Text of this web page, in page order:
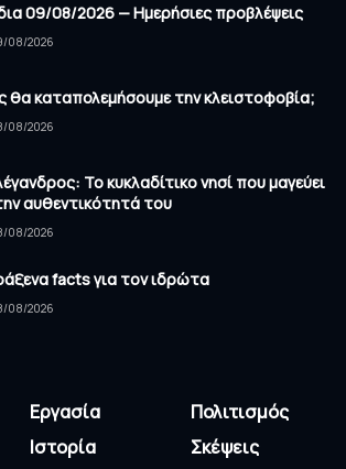
09/08/2026 — Ημερήσιες προβλέψεις
08/2026
θα καταπολεμήσουμε την κλειστοφοβία;
08/2026
Το κυκλαδίτικο νησί που μαγεύει
αυθεντικότητά του
08/2026
facts για τον ιδρώτα
08/2026
Εργασία
Ιστορία
Πολιτισμός
Σκέψεις